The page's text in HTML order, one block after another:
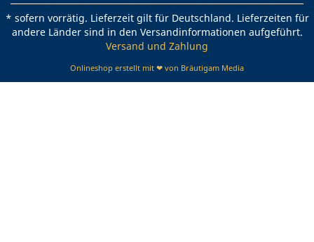
* sofern vorrätig. Lieferzeit gilt für Deutschland. Lieferzeiten für
andere Länder sind in den Versandinformationen aufgeführt.
Versand und Zahlung
Onlineshop erstellt mit ❤ von Bräutigam Media